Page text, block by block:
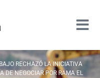
RECHAZÓ LA INICIATIVA
DE NEGOCIAR POR RAMA EL